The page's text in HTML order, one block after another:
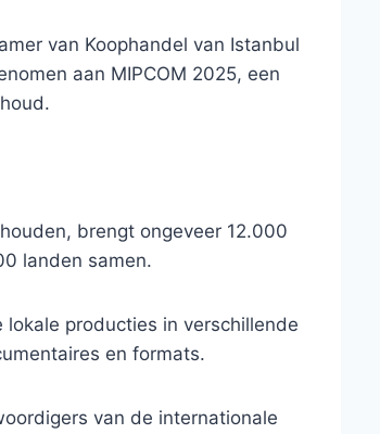
van Koophandel van Istanbul
aan MIPCOM 2025, een
brengt ongeveer 12.000
landen samen.
producties in verschillende
en formats.
van de internationale